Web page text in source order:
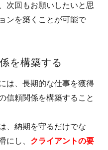
次回もお願いしたいと思
ンを築くことが可能で
を構築する
は、長期的な仕事を獲得
信頼関係を構築すること
、納期を守るだけでな
にし、 クライアントの要